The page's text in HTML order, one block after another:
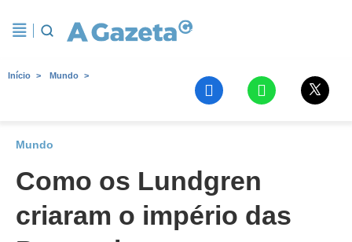
Início Mundo
Mundo
Como os Lundgren
criaram o império das